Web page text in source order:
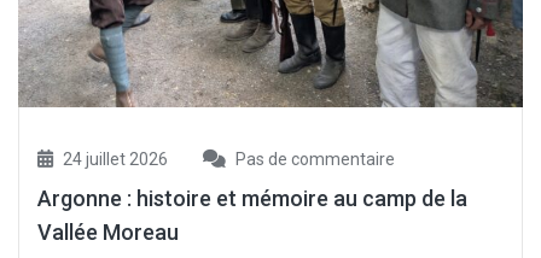
24 juillet 2026 Pas de commentaire
Argonne : histoire et mémoire au camp de la
Vallée Moreau